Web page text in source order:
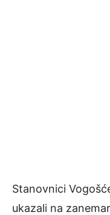
Stanovnici
ukazali na